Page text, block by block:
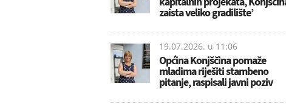
zaista veliko gradilište’
19.07.2026. u 11:06
Općina Konjščina pomaže
mladima riješiti stambeno
pitanje, raspisali javni poziv